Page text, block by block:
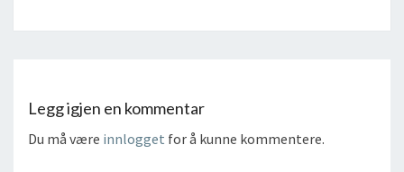
Legg igjen en kommentar
Du må være innlogget for å kunne kommentere.